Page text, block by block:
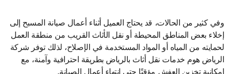
وفي كثير من الحالات، قد يحتاج العميل أثناء أعمال صيانة المسبح إلى
إخلاء بعض المناطق المحيطة أو نقل الأثاث القريب من منطقة العمل
لحمايته من المياه أو المواد المستخدمة في الإصلاح، لذلك توفر شركة
الرياض هوم خدمات نقل أثاث بالرياض بطريقة احترافية وآمنة، مع
إمكانية تخزين العفش مؤقتًا حتى انتهاء أعمال الصيانة.